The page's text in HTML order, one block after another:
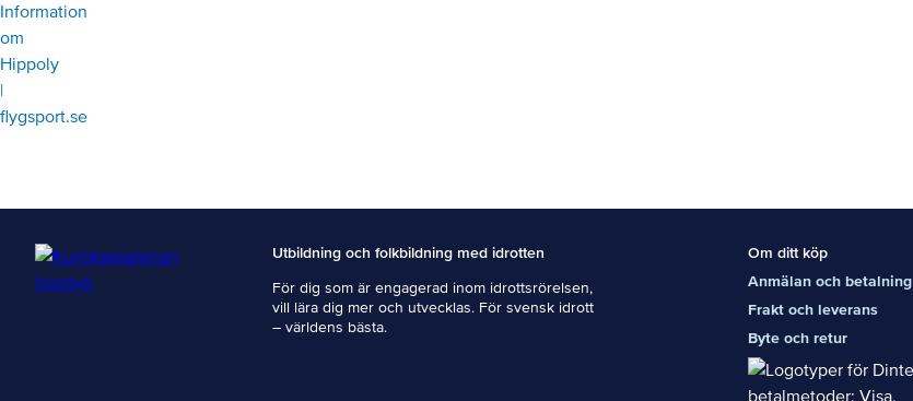
Information
om
Hippoly
|
flygsport.se
Utbildning och folkbildning med idrotten
För dig som är engagerad inom idrottsrörelsen,
vill lära dig mer och utvecklas. För svensk idrott
– världens bästa.
Om ditt köp
Anmälan och betalning
Frakt och leverans
Byte och retur